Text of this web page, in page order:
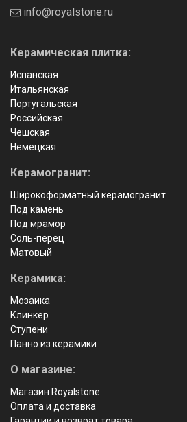
info@royalstone.ru
Керамическая плитка:
Испанская
Итальянская
Португальская
Российская
Чешская
Немецкая
Керамогранит:
Широкоформатный керамогранит
Под камень
Под мрамор
Соль-перец
Матовый
Керамика:
Мозаика
Клинкер
Ступени
Панно из керамики
О магазине:
Магазин Royalstone
Оплата и доставка